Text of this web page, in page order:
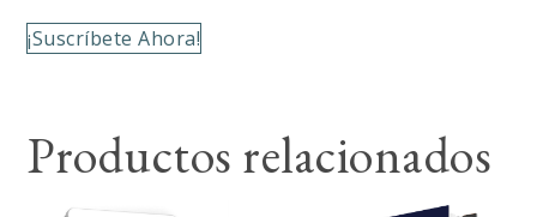
¡Suscríbete Ahora!
Productos relacionados